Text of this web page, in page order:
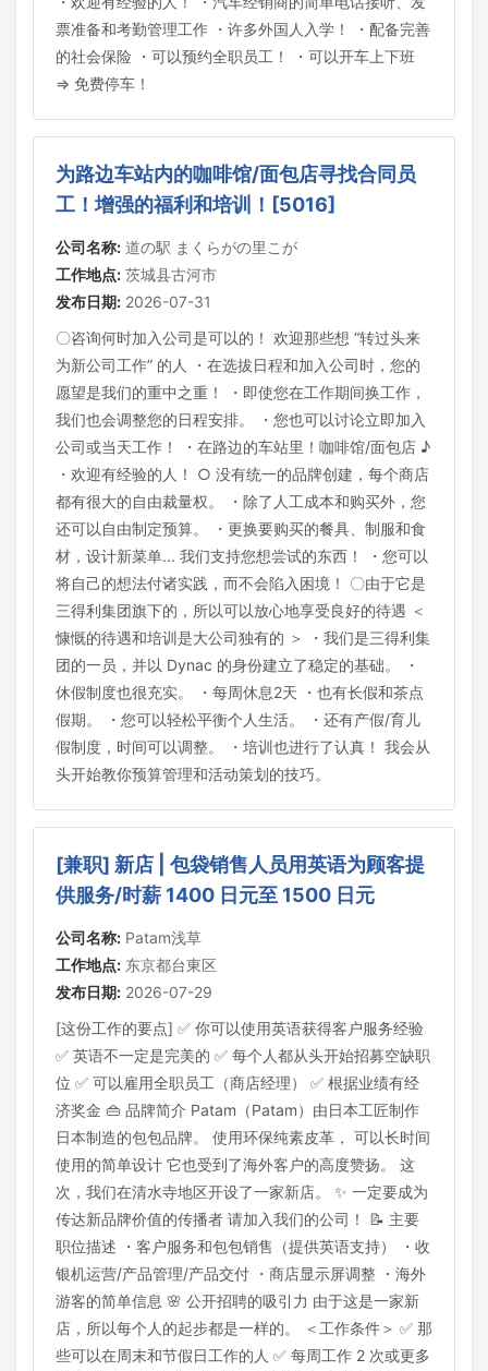
票准备和考勤管理工作 ・许多外国人入学！ ・配备完善
的社会保险 ・可以预约全职员工！ ・可以开车上下班
⇒ 免费停车！
为路边车站内的咖啡馆/面包店寻找合同员
工！增强的福利和培训！[5016]
公司名称: 道の駅 まくらがの里こが
工作地点: 茨城县古河市
发布日期: 2026-07-31
〇咨询何时加入公司是可以的！ 欢迎那些想 “转过头来
为新公司工作” 的人 ・在选拔日程和加入公司时，您的
愿望是我们的重中之重！ ・即使您在工作期间换工作，
我们也会调整您的日程安排。 ・您也可以讨论立即加入
公司或当天工作！ ・在路边的车站里！咖啡馆/面包店 ♪
・欢迎有经验的人！ ○ 没有统一的品牌创建，每个商店
都有很大的自由裁量权。 ・除了人工成本和购买外，您
还可以自由制定预算。 ・更换要购买的餐具、制服和食
材，设计新菜单... 我们支持您想尝试的东西！ ・您可以
将自己的想法付诸实践，而不会陷入困境！ 〇由于它是
三得利集团旗下的，所以可以放心地享受良好的待遇 ＜
慷慨的待遇和培训是大公司独有的 ＞ ・我们是三得利集
团的一员，并以 Dynac 的身份建立了稳定的基础。 ・
休假制度也很充实。 ・每周休息2天 ・也有长假和茶点
假期。 ・您可以轻松平衡个人生活。 ・还有产假/育儿
假制度，时间可以调整。 ・培训也进行了认真！ 我会从
头开始教你预算管理和活动策划的技巧。
[兼职] 新店 | 包袋销售人员用英语为顾客提
供服务/时薪 1400 日元至 1500 日元
公司名称: Patam浅草
工作地点: 东京都台東区
发布日期: 2026-07-29
[这份工作的要点] ✅ 你可以使用英语获得客户服务经验
✅ 英语不一定是完美的 ✅ 每个人都从头开始招募空缺职
位 ✅ 可以雇用全职员工（商店经理） ✅ 根据业绩有经
济奖金 👜 品牌简介 Patam（Patam）由日本工匠制作
日本制造的包包品牌。 使用环保纯素皮革， 可以长时间
使用的简单设计 它也受到了海外客户的高度赞扬。 这
次，我们在清水寺地区开设了一家新店。 ✨ 一定要成为
传达新品牌价值的传播者 请加入我们的公司！ 📝 主要
职位描述 ・客户服务和包包销售（提供英语支持） ・收
银机运营/产品管理/产品交付 ・商店显示屏调整 ・海外
游客的简单信息 🌸 公开招聘的吸引力 由于这是一家新
店，所以每个人的起步都是一样的。 ＜工作条件＞ ✅ 那
些可以在周末和节假日工作的人 ✅ 每周工作 2 次或更多